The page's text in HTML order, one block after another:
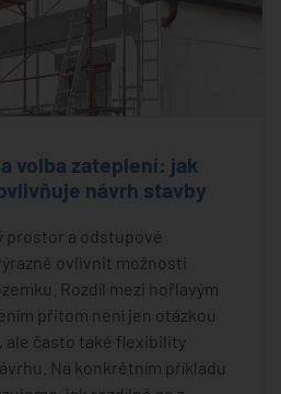
volba zateplení: jak
návrh stavby
prostor a odstupové
ovlivnit možnosti
Rozdíl mezi hořlavým
přitom není jen otázkou
ale často také flexibility
Na konkrétním příkladu